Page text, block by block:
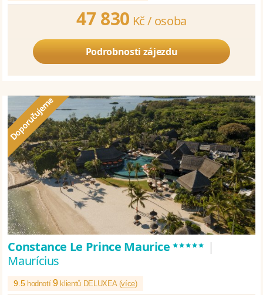
47 830 Kč / osoba
Podrobnosti zájezdu
Constance Le Prince Maurice***** |
Maurícius
9.5 hodnotí9klientů DELUXEA (více)